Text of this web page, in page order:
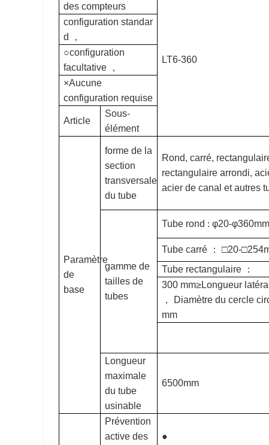
des compteurs
LT6-360
configuration standar
d
，
○configuration
facultative
，
×Aucune
configuration requise
Article
Sous-
élément
Paramètre
de
base
forme de la
section
transversale
du tube
Rond, carré,
rectangulaire arrondi,
acier de canal et autres
gamme de
tailles de
tubes
Tube rond : φ20-φ360mm
Tube carré ： □20-
Tube rectangulaire
：
300 mm≥Longueur
，
Diamètre du cercle
mm
Longueur
maximale
du tube
usinable
6500mm
Prévention
active des
●